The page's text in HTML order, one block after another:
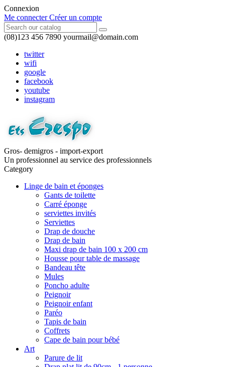
Connexion
Me connecter Créer un compte
(08)123 456 7890 yourmail@domain.com
twitter
wifi
google
facebook
youtube
instagram
Gros- demigros - import-export
Un professionnel au service des professionnels
Category
Linge de bain et éponges
Gants de toilette
Carré éponge
serviettes invités
Serviettes
Drap de douche
Drap de bain
Maxi drap de bain 100 x 200 cm
Housse pour table de massage
Bandeau tête
Mules
Poncho adulte
Peignoir
Peignoir enfant
Paréo
Tapis de bain
Coffrets
Cape de bain pour bébé
Art
Parure de lit